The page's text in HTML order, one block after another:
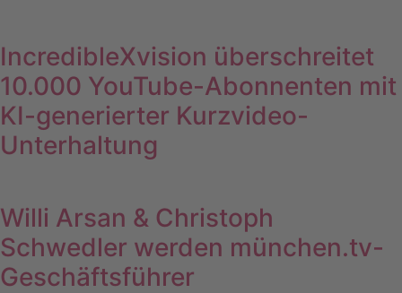
IncredibleXvision überschreitet
10.000 YouTube-Abonnenten mit
KI-generierter Kurzvideo-
Unterhaltung
Willi Arsan & Christoph
Schwedler werden münchen.tv-
Geschäftsführer